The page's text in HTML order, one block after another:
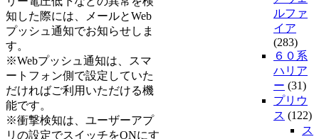
知した際には、メールとWeb
プッシュ通知でお知らせしま
す。
※Webプッシュ通知は、スマ
ートフォン側で設定していた
だければご利用いただける機
能です。
※衝撃検知は、ユーザーアプ
リの設定でスイッチをONにす
ルファ
イア
(283)
６０系
ハリア
ー (31)
プリウ
ス (122)
ス